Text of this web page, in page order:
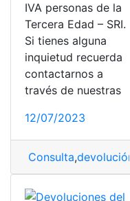
IVA personas de la
Tercera Edad – SRI.
Si tienes alguna
inquietud recuerda
contactarnos a
través de nuestras
12/07/2023
Consulta,devolución